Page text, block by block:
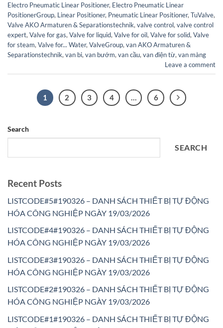
Electro Pneumatic Linear Positioner, Electro Pneumatic Linear
PositionerGroup, Linear Positioner, Pneumatic Linear Positioner, TuValve,
Valve AKO Armaturen & Separationstechnik, valve control, valve control
expert, Valve for gas, Valve for liquid, Valve for oil, Valve for solid, Valve
for steam, Valve for... Water, ValveGroup, van AKO Armaturen &
Separationstechnik, van bi, van bướm, van cầu, van điện từ, van màng
Leave a comment
1 2 3 4 6
Search
SEARCH
Recent Posts
LISTCODE#5#190326 – DANH SÁCH THIẾT BỊ TỰ ĐỘNG
HÓA CÔNG NGHIỆP NGÀY 19/03/2026
LISTCODE#4#190326 – DANH SÁCH THIẾT BỊ TỰ ĐỘNG
HÓA CÔNG NGHIỆP NGÀY 19/03/2026
LISTCODE#3#190326 – DANH SÁCH THIẾT BỊ TỰ ĐỘNG
HÓA CÔNG NGHIỆP NGÀY 19/03/2026
LISTCODE#2#190326 – DANH SÁCH THIẾT BỊ TỰ ĐỘNG
HÓA CÔNG NGHIỆP NGÀY 19/03/2026
LISTCODE#1#190326 – DANH SÁCH THIẾT BỊ TỰ ĐỘNG